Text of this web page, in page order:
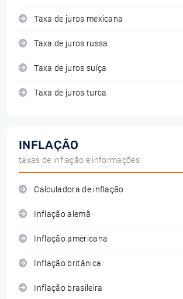
Taxa de juros mexicana
Taxa de juros russa
Taxa de juros suíça
Taxa de juros turca
INFLAÇÃO
taxas de inflação e informações
Calculadora de inflação
Inflação alemã
Inflação americana
Inflação britânica
Inflação brasileira